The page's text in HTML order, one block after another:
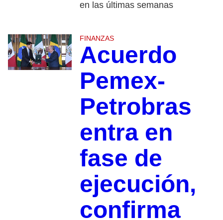
en las últimas semanas
FINANZAS
Acuerdo
Pemex-
Petrobras
entra en
fase de
ejecución,
confirma